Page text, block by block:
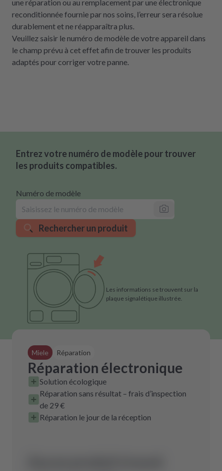
une réparation ou au remplacement par une électronique
reconditionnée fournie par nos soins, l’erreur sera résolue
durablement et ne réapparaîtra plus.
Veuillez saisir le numéro de modèle de votre appareil dans
le champ prévu à cet effet afin de trouver les produits
adaptés pour corriger votre panne.
Entrez votre numéro de modèle pour trouver
les produits compatibles.
Numéro de modèle
Rechercher un produit
Les informations se trouvent sur la
plaque signalétique illustrée.
Miele Réparation
Réparation électronique
Solution écologique
Réparation sans résultat – frais d’inspection
de 29 €
Réparation le jour de la réception